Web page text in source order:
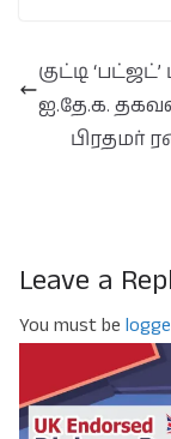
குட்டி
ஐ.தே.க.
பிரதமர்
Leave a
You must be